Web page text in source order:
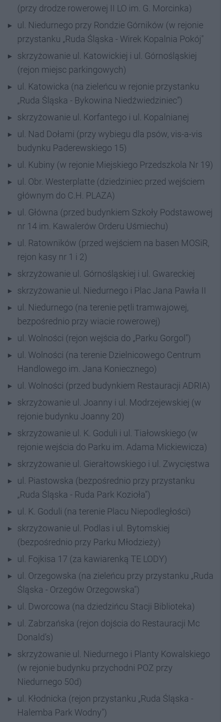
(przy drodze rowerowej II LO im. G. Morcinka)
ul. Niedurnego przy Rondzie Górników (w rejonie
przystanku „Ruda Śląska - Wirek Kopalnia Pokój"
skrzyżowanie ul. Katowickiej i ul. Górnośląskiej
(rejon miejsc parkingowych)
ul. Katowicka (na zieleńcu w rejonie przystanku
„Ruda Śląska - Bykowina Niedźwiedziniec”)
skrzyżowanie ul. Korfantego i ul. Kopalnianej
ul. Nad Dołami (przy wybiegu dla psów, vis-a-vis
budynku Paderewskiego 15)
ul. Kubiny (w rejonie Miejskiego Przedszkola Nr 19)
ul. Obr. Westerplatte (dziedziniec przed wejściem
głównym do C.H. PLAZA)
ul. Główna (przed budynkiem Szkoły Podstawowej
nr 14 im. Kawalerów Orderu Uśmiechu)
ul. Ratowników (przed wejściem na basen MOSiR,
rejon kasy nr 1 i 2)
skrzyżowanie ul. Górnośląskiej i ul. Gwareckiej
skrzyżowanie ul. Niedurnego i Plac Jana Pawła II
ul. Niedurnego (na terenie pętli tramwajowej,
bezpośrednio przy wiacie rowerowej)
ul. Wolności (rejon wejścia do „Parku Gorgol")
ul. Wolności (na terenie Dzielnicowego Centrum
Handlowego im. Jana Koniecznego)
ul. Wolności (przed budynkiem Restauracji ADRIA)
skrzyżowanie ul. Joanny i ul. Modrzejewskiej (w
rejonie budynku Joanny 20)
skrzyżowanie ul. K. Goduli i ul. Tiałowskiego (w
rejonie wejścia do Parku im. Adama Mickiewicza)
skrzyżowanie ul. Gierałtowskiego i ul. Zwycięstwa
ul. Piastowska (bezpośrednio przy przystanku
„Ruda Śląska - Ruda Park Kozioła")
ul. K. Goduli (na terenie Placu Niepodległości)
skrzyżowanie ul. Podlas i ul. Bytomskiej
(bezpośrednio przy Parku Młodzieży)
ul. Fojkisa 17 (za kawiarenką TE LODY)
ul. Orzegowska (na zieleńcu przy przystanku „Ruda
Śląska - Orzegów Orzegowska")
ul. Dworcowa (na dziedzińcu Stacji Biblioteka)
ul. Zabrzańska (rejon dojścia do Restauracji Mc
Donald’s)
skrzyżowanie ul. Niedurnego i Planty Kowalskiego
(w rejonie budynku przychodni POZ przy
Niedurnego 50d)
ul. Kłodnicka (rejon przystanku „Ruda Śląska -
Halemba Park Wodny")